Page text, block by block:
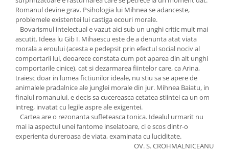
Romanul devine grav. Psihologia lui Mihnea se adanceste,
problemele existentei lui castiga ecouri morale.
Bovarismul intelectual e vazut aici sub un unghi critic mult mai
ascutit. Ideea lu Gib I. Mihaescu este de a denunta atat viata
morala a eroului (acesta e pedepsit prin efectul social nociv al
comportarii lui, deoarece constata cum pot aparea din alt unghi
comportarile cinice), cat si dezarmarea fiintelor care, ca Arina,
traiesc doar in lumea fictiunilor ideale, nu stiu sa se apere de
animalele pradalnice ale junglei morale din jur. Mihnea Baiatu, in
finalul romanului, e decis sa cucereasca cetatea stiintei ca un om
intreg, invatat cu legile aspre ale exigentei.
Cartea are o rezonanta sufleteasca tonica. Idealul urmarit nu
mai ia aspectul unei fantome inselatoare, ci e scos dintr-o
experienta dureroasa de viata, examinata cu luciditate.
OV. S. CROHMALNICEANU